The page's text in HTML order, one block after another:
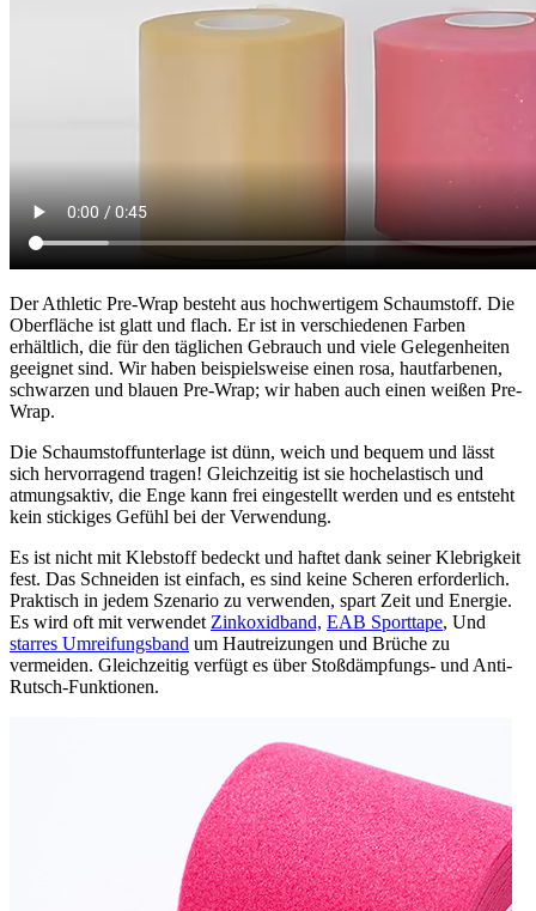
Der Athletic Pre-Wrap besteht aus hochwertigem Schaumstoff. Die
Oberfläche ist glatt und flach. Er ist in verschiedenen Farben
erhältlich, die für den täglichen Gebrauch und viele Gelegenheiten
geeignet sind. Wir haben beispielsweise einen rosa, hautfarbenen,
schwarzen und blauen Pre-Wrap; wir haben auch einen weißen Pre-
Wrap.
Die Schaumstoffunterlage ist dünn, weich und bequem und lässt
sich hervorragend tragen! Gleichzeitig ist sie hochelastisch und
atmungsaktiv, die Enge kann frei eingestellt werden und es entsteht
kein stickiges Gefühl bei der Verwendung.
Es ist nicht mit Klebstoff bedeckt und haftet dank seiner Klebrigkeit
fest. Das Schneiden ist einfach, es sind keine Scheren erforderlich.
Praktisch in jedem Szenario zu verwenden, spart Zeit und Energie.
Es wird oft mit verwendet Zinkoxidband, EAB Sporttape, Und
starres Umreifungsband um Hautreizungen und Brüche zu
vermeiden. Gleichzeitig verfügt es über Stoßdämpfungs- und Anti-
Rutsch-Funktionen.